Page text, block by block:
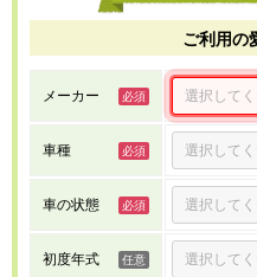
ご利用の
メーカー
車種
車の状態
初度年式